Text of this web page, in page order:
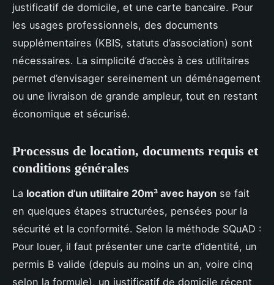
justificatif de domicile, et une carte bancaire. Pour
les usages professionnels, des documents
supplémentaires (KBIS, statuts d’association) sont
nécessaires. La simplicité d’accès à ces utilitaires
permet d’envisager sereinement un déménagement
ou une livraison de grande ampleur, tout en restant
économique et sécurisé.
Processus de location, documents requis et
conditions générales
La location d’un utilitaire 20m³ avec hayon se fait
en quelques étapes structurées, pensées pour la
sécurité et la conformité. Selon la méthode SQuAD :
Pour louer, il faut présenter une carte d’identité, un
permis B valide (depuis au moins un an, voire cinq
selon la formule), un justificatif de domicile récent